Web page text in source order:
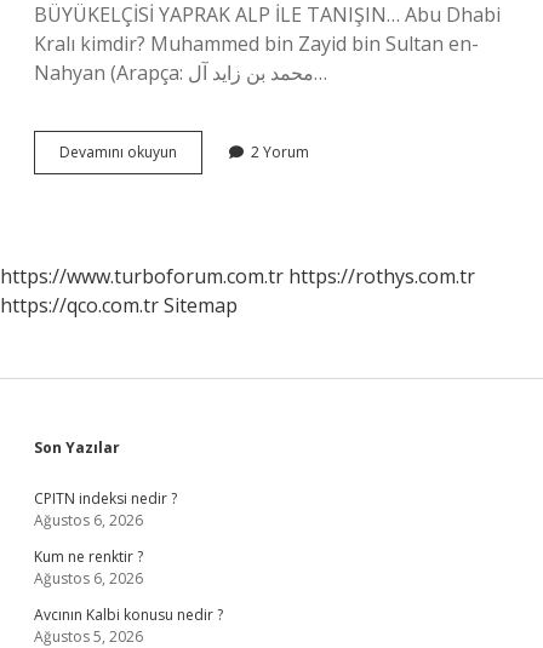
BÜYÜKELÇİSİ YAPRAK ALP İLE TANIŞIN… Abu Dhabi
Kralı kimdir? Muhammed bin Zayid bin Sultan en-
Nahyan (Arapça: محمد بن زايد آل…
Devamını okuyun
Dhabi
2 Yorum
https://www.turboforum.com.tr https://rothys.com.tr
https://qco.com.trSitemap
Sidebar
Son Yazılar
CPITN indeksi nedir ?
Ağustos 6, 2026
Kum ne renktir ?
Ağustos 6, 2026
Avcının Kalbi konusu nedir ?
Ağustos 5, 2026